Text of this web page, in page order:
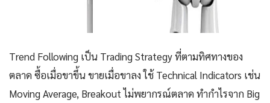
Trend Following เป็น Trading Strategy ที่ตามทิศทางของ
ตลาด ซื้อเมื่อขาขึ้น ขายเมื่อขาลง ใช้ Technical Indicators เช่น
Moving Average, Breakout ไม่พยากรณ์ตลาด ทำกำไรจาก Big